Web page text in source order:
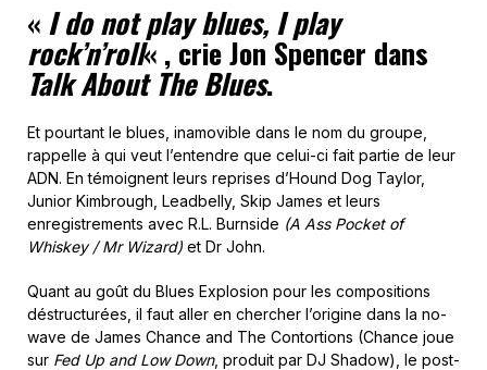
« I do not play blues, I play
rock’n’roll« , crie Jon Spencer dans
Talk About The Blues.
Et pourtant le blues, inamovible dans le nom du groupe,
rappelle à qui veut l’entendre que celui-ci fait partie de leur
ADN. En témoignent leurs reprises d’Hound Dog Taylor,
Junior Kimbrough, Leadbelly, Skip James et leurs
enregistrements avec R.L. Burnside (A Ass Pocket of
Whiskey / Mr Wizard) et Dr John.
Quant au goût du Blues Explosion pour les compositions
déstructurées, il faut aller en chercher l’origine dans la no-
wave de James Chance and The Contortions (Chance joue
sur Fed Up and Low Down, produit par DJ Shadow), le post-